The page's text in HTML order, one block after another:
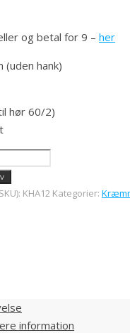
og betal for 9 – her
(uden hank)
hør 60/2)
KHA12 Kategorier:
information